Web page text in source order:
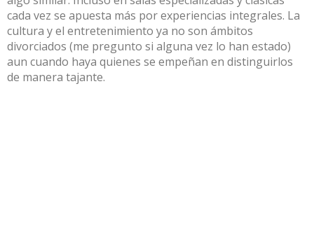
cada vez se apuesta más por experiencias integrales. La
cultura y el entretenimiento ya no son ámbitos
divorciados (me pregunto si alguna vez lo han estado)
aun cuando haya quienes se empeñan en distinguirlos
de manera tajante.